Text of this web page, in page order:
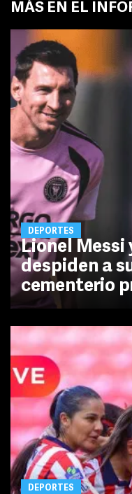
MÁS EN EL
DEPORTES
Lionel Messi
despiden a
cementerio
DEPORTES